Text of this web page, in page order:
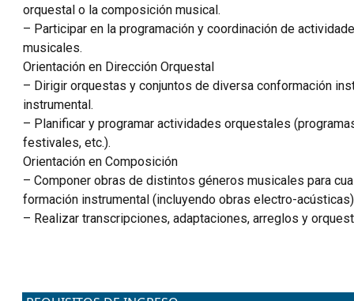
orquestal o la composición musical.
– Participar en la programación y coordinación de
musicales.
Orientación en Dirección Orquestal
– Dirigir orquestas y conjuntos de diversa conformación
instrumental.
– Planificar y programar actividades orquestales
festivales, etc.).
Orientación en Composición
– Componer obras de distintos géneros musicales para
formación instrumental (incluyendo obras electro-
– Realizar transcripciones, adaptaciones, arreglos y